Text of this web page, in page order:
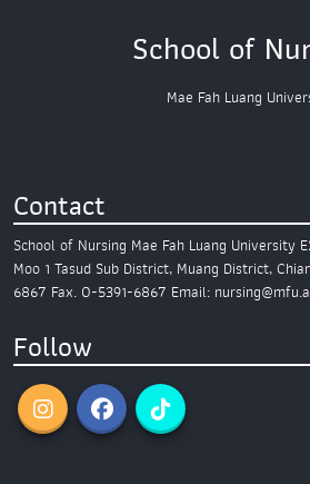
School of
Mae Fah Luang
Contact
School of Nursing Mae Fah Luang University
Moo 1 Tasud Sub District, Muang District,
6867 Fax. 0-5391-6867 Email:
Follow